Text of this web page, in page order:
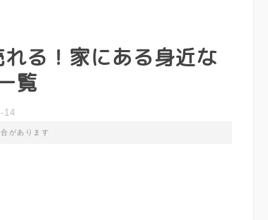
る！家にある身近な
覧
14
があります